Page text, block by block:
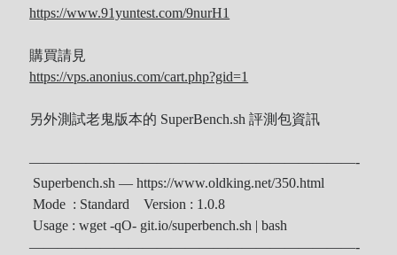
akw28888onHINET 神路由
Shinodaon
ShiwunonORICON オリコン芸能ニュース APK 無廣告版
版
ORICON RANK
https://www.91yuntest.com/9nurH1
購買請見
https://vps.anonius.com/cart.php?gid=1
另外測試老鬼版本的 SuperBench.sh 評測包資訊
———————————————————————-
Superbench.sh — https://www.oldking.net/350.html
Mode : Standard Version : 1.0.8
Usage : wget -qO- git.io/superbench.sh | bash
———————————————————————-